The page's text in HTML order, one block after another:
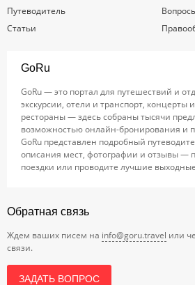
Путеводитель
Статьи
GoRu
GoRu — это портал для путешествий и
экскурсии, отели и транспорт, концерты
рестораны — здесь собраны тысячи
возможностью онлайн-бронирования и
GoRu представлен подробный
описания мест, фотографии и отзывы —
поездки или проводите лучшие
Обратная связь
Ждем ваших писем на info@goru.travel или
связи.
ЗАДАТЬ ВОПРОС